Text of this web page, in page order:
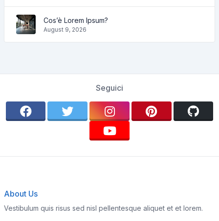
Cos’è Lorem Ipsum?
August 9, 2026
Seguici
About Us
Vestibulum quis risus sed nisl pellentesque aliquet et et lorem.